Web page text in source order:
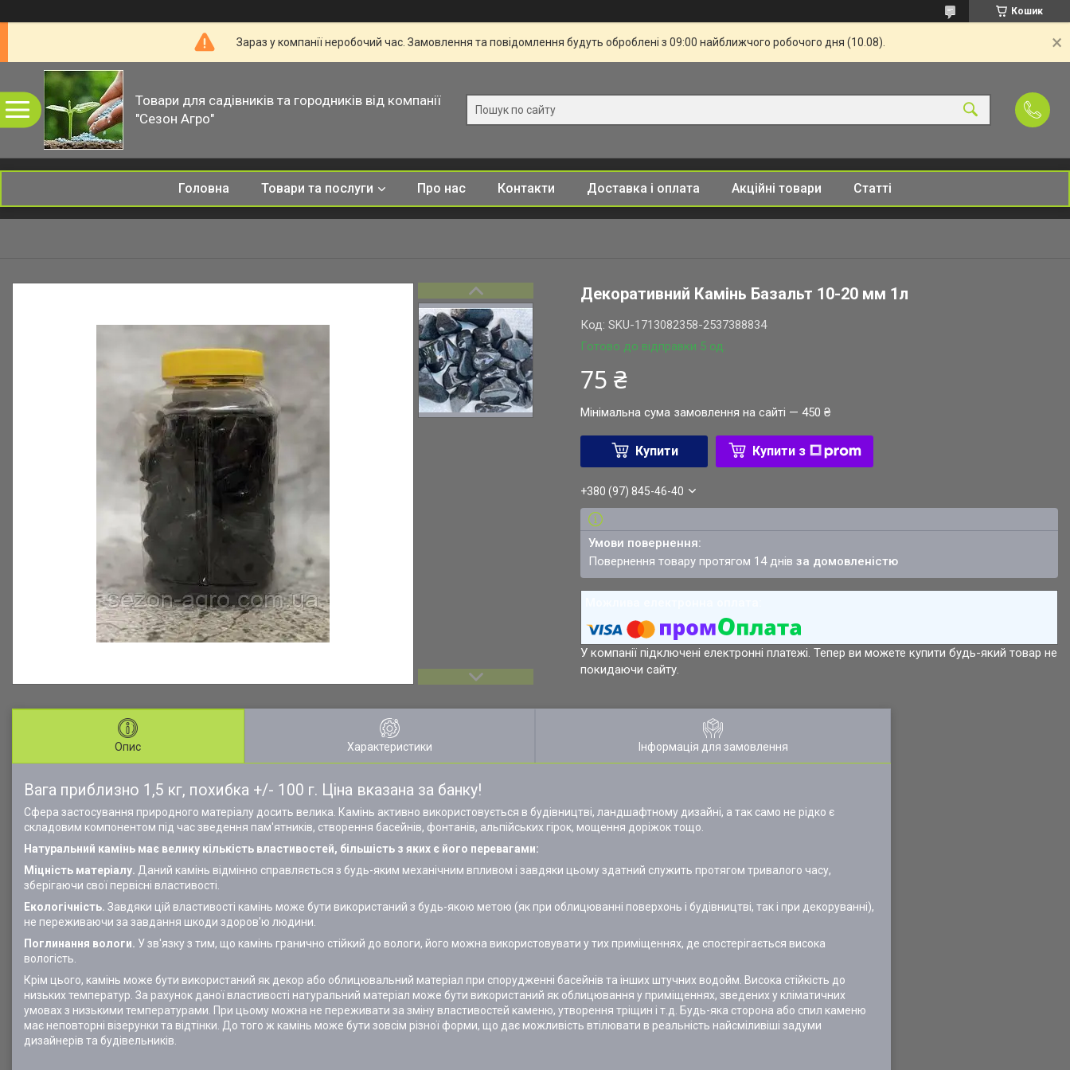
Кошик
Зараз у компанії неробочий час. Замовлення та повідомлення будуть оброблені з 09:00 найближчого робочого дня (10.08).
Товари для садівників та городників від компанії
"Сезон Агро"
Головна Товари та послуги Про нас Контакти Доставка і оплата Акційні товари Статті
Декоративний Камінь Базальт 10-20 мм 1л
Готово до відправки 5 од.
Код:SKU-1713082358-2537388834
75 ₴
Мінімальна сума замовлення на сайті — 450 ₴
Купити Купити з
+380 (97) 845-46-40
повернення товару протягом 14 днівза домовленістю
У компанії підключені електронні платежі. Тепер ви можете купити будь-який товар не
покидаючи сайту.
Опис Характеристики Інформація для замовлення
Вага приблизно 1,5 кг, похибка +/- 100 г. Ціна вказана за банку!
Сфера застосування природного матеріалу досить велика. Камінь активно використовується в будівництві, ландшафтному дизайні, а так само не рідко є
складовим компонентом під час зведення пам'ятників, створення басейнів, фонтанів, альпійських гірок, мощення доріжок тощо.
Натуральний камінь має велику кількість властивостей, більшість з яких є його перевагами:
Міцність матеріалу. Даний камінь відмінно справляється з будь-яким механічним впливом і завдяки цьому здатний служить протягом тривалого часу,
зберігаючи свої первісні властивості.
Екологічність. Завдяки цій властивості камінь може бути використаний з будь-якою метою (як при облицюванні поверхонь і будівництві, так і при декоруванні),
не переживаючи за завдання шкоди здоров'ю людини.
Поглинання вологи. У зв'язку з тим, що камінь гранично стійкий до вологи, його можна використовувати у тих приміщеннях, де спостерігається висока
вологість.
Крім цього, камінь може бути використаний як декор або облицювальний матеріал при спорудженні басейнів та інших штучних водойм. Висока стійкість до
низьких температур. За рахунок даної властивості натуральний матеріал може бути використаний як облицювання у приміщеннях, зведених у кліматичних
умовах з низькими температурами. При цьому можна не переживати за зміну властивостей каменю, утворення тріщин і т.д. Будь-яка сторона або спил каменю
має неповторні візерунки та відтінки. До того ж камінь може бути зовсім різної форми, що дає можливість втілювати в реальність найсміливіші задуми
дизайнерів та будівельників.